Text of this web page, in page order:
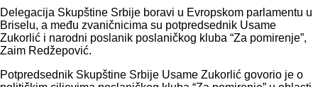
Delegacija Skupštine Srbije boravi u Evropskom parlamentu u
Briselu, a među zvaničnicima su potpredsednik Usame
Zukorlić i narodni poslanik poslaničkog kluba “Za pomirenje”,
Zaim Redžepović.
Potpredsednik Skupštine Srbije Usame Zukorlić govorio je o